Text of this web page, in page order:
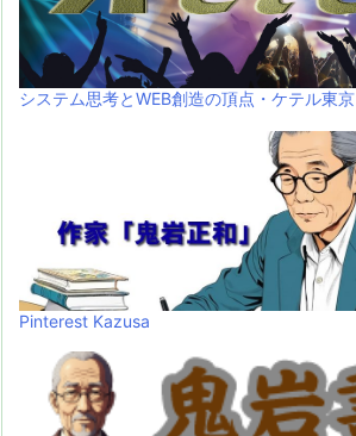
システム思考とWEB創造の頂点・ケテル東京
Pinterest Kazusa